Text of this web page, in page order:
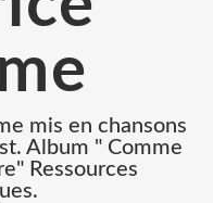
mis en chansons
Album " Comme
Ressources